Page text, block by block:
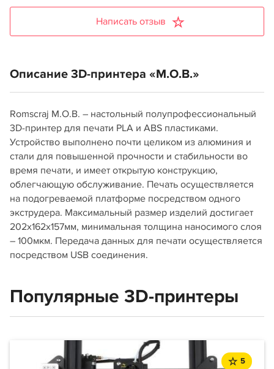
Написать отзыв
Описание 3D-принтера «M.O.B.»
Romscraj M.O.B. – настольный полупрофессиональный
3D-принтер для печати PLA и ABS пластиками.
Устройство выполнено почти целиком из алюминия и
стали для повышенной прочности и стабильности во
время печати, и имеет открытую конструкцию,
облегчающую обслуживание. Печать осуществляется
на подогреваемой платформе посредством одного
экструдера. Максимальный размер изделий достигает
202х162х157мм, минимальная толщина наносимого слоя
– 100мкм. Передача данных для печати осуществляется
посредством USB соединения.
Популярные 3D-принтеры
5